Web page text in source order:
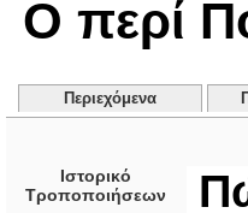
Ο περί
Περιεχόμενα
Ιστορικό
Τροποποιήσεων